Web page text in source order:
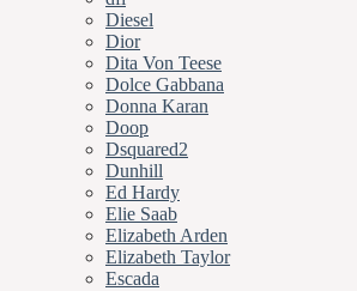
Diesel
Dior
Dita Von Teese
Dolce Gabbana
Donna Karan
Doop
Dsquared2
Dunhill
Ed Hardy
Elie Saab
Elizabeth Arden
Elizabeth Taylor
Escada